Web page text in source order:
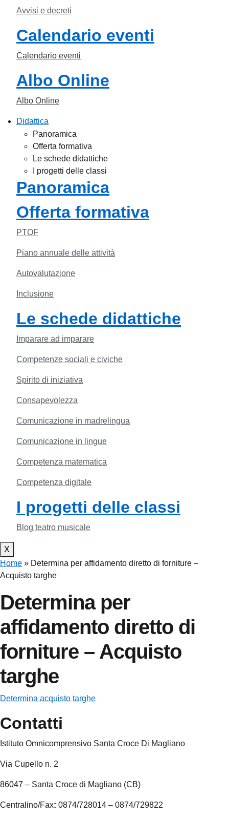
Avvisi e decreti
Calendario eventi
Calendario eventi
Albo Online
Albo Online
Didattica
Panoramica
Offerta formativa
Le schede didattiche
I progetti delle classi
Panoramica
Offerta formativa
PTOF
Piano annuale delle attività
Autovalutazione
Inclusione
Le schede didattiche
Imparare ad imparare
Competenze sociali e civiche
Spirito di iniziativa
Consapevolezza
Comunicazione in madrelingua
Comunicazione in lingue
Competenza matematica
Competenza digitale
I progetti delle classi
Blog teatro musicale
X
Home » Determina per affidamento diretto di forniture –
Acquisto targhe
Determina per
affidamento diretto di
forniture – Acquisto
targhe
Determina acquisto targhe
Contatti
Istituto Omnicomprensivo Santa Croce Di Magliano
Via Cupello n. 2
86047 – Santa Croce di Magliano (CB)
Centralino/Fax: 0874/728014 – 0874/729822